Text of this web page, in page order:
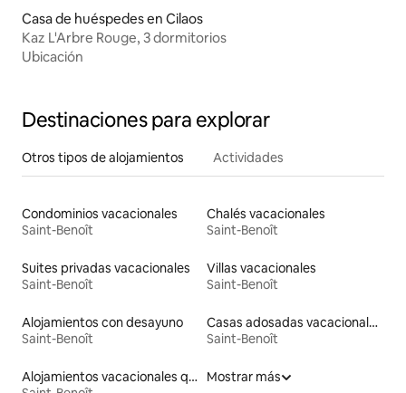
Casa de huéspedes en Cilaos
Kaz L'Arbre Rouge, 3 dormitorios
Ubicación
Destinaciones para explorar
Otros tipos de alojamientos Actividades
Condominios vacacionales
Saint-Benoît
Chalés vacacionales
Saint-Benoît
Suites privadas vacacionales
Saint-Benoît
Villas vacacionales
Saint-Benoît
Alojamientos con desayuno
Saint-Benoît
Casas adosadas vacacionales
Saint-Benoît
Alojamientos vacacionales que admiten mascotas
Mostrar más